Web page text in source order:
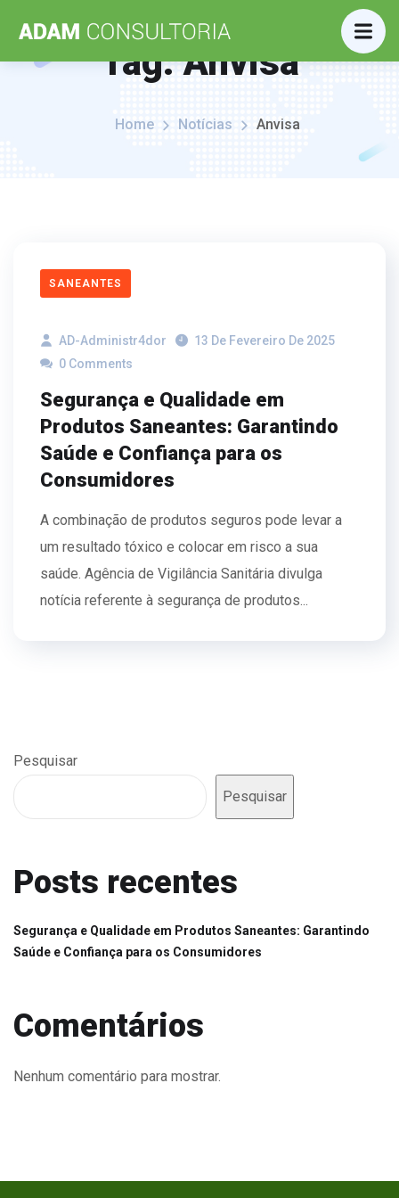
Tag:Anvisa
Home Notícias Anvisa
SANEANTES
AD-Administr4dor
13 De Fevereiro De 2025
0 Comments
Segurança e Qualidade em
Produtos Saneantes: Garantindo
Saúde e Confiança para os
Consumidores
A combinação de produtos seguros pode levar a
um resultado tóxico e colocar em risco a sua
saúde. Agência de Vigilância Sanitária divulga
notícia referente à segurança de produtos...
Pesquisar
Pesquisar
Posts recentes
Segurança e Qualidade em Produtos Saneantes: Garantindo
Saúde e Confiança para os Consumidores
Comentários
Nenhum comentário para mostrar.